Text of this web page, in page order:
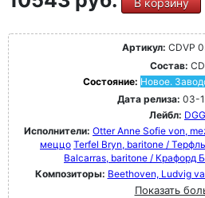
В корзину
Артикул: CDVP
Состав: CD
Состояние: Новое.
Дата релиза: 03-
Лейбл: DGG
Исполнители: Otter Anne Sofie von,
меццо Terfel Bryn, baritone /
Balcarras, baritone / Крафорд
Композиторы: Beethoven, Ludvig
Показать